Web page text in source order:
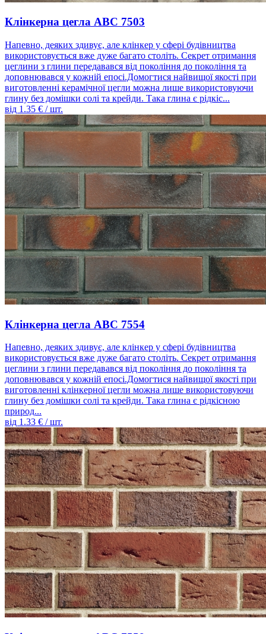
Клінкерна цегла ABC 7503
Напевно, деяких здивує, але клінкер у сфері будівництва
використовується вже дуже багато століть. Секрет отримання
цеглини з глини передавався від покоління до покоління та
доповнювався у кожній епосі.Домогтися найвищої якості при
виготовленні керамічної цегли можна лише використовуючи
глину без домішки солі та крейди. Така глина є рідкіс...
від 1.35 € / шт.
Клінкерна цегла ABC 7554
Напевно, деяких здивує, але клінкер у сфері будівництва
використовується вже дуже багато століть. Секрет отримання
цеглини з глини передавався від покоління до покоління та
доповнювався у кожній епосі.Домогтися найвищої якості при
виготовленні клінкерної цегли можна лише використовуючи
глину без домішки солі та крейди. Така глина є рідкісною
природ...
від 1.33 € / шт.